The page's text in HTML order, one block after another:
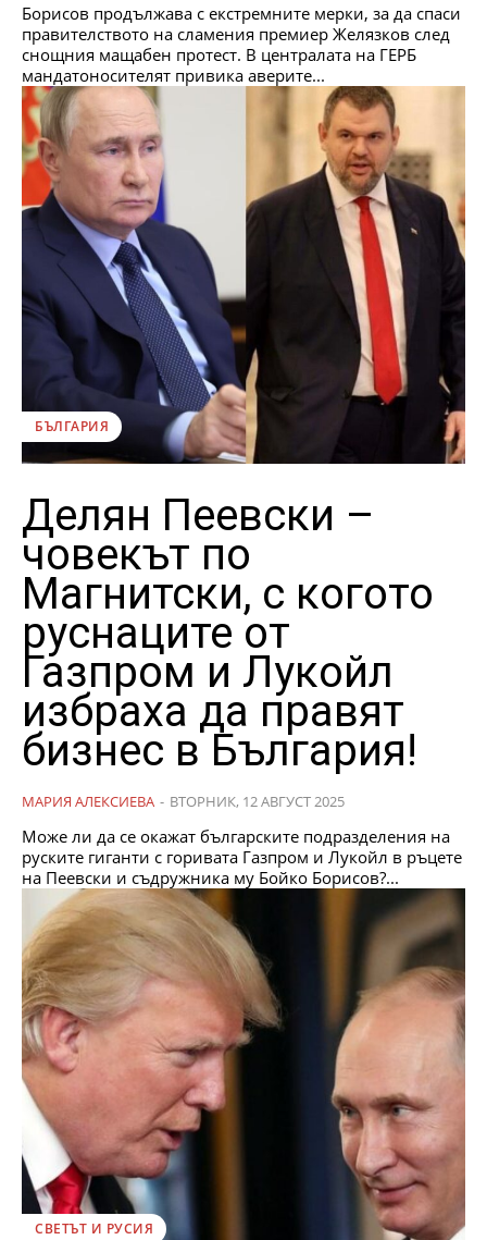
Борисов продължава с екстремните мерки, за да спаси
правителството на сламения премиер Желязков след
снощния мащабен протест. В централата на ГЕРБ
мандатоносителят привика аверите...
БЪЛГАРИЯ
Делян Пеевски –
човекът по
Магнитски, с когото
руснаците от
Газпром и Лукойл
избраха да правят
бизнес в България!
МАРИЯ АЛЕКСИЕВА - ВТОРНИК, 12 АВГУСТ 2025
Може ли да се окажат българските подразделения на
руските гиганти с горивата Газпром и Лукойл в ръцете
на Пеевски и съдружника му Бойко Борисов?...
СВЕТЪТ И РУСИЯ